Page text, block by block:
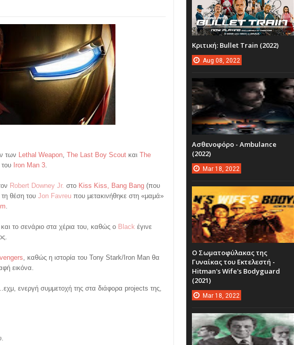
των Lethal Weapon, The Last Boy Scout και The
του Iron Man 3.
Robert Downey Jr. στο Kiss Kiss, Bang Bang (που
θέση του Jon Favreu που μετακινήθηκε στη «μαμά»
.
το σενάριο στα χέρια του, καθώς ο Black έγινε
, καθώς η ιστορία του Tony Stark/Iron Man θα
εικόνα.
ενεργή συμμετοχή της στα διάφορα projects της,
Κριτική: Bullet Train (2022)
Aug 08, 2022
Ασθενοφόρο - Ambulance
(2022)
Mar 18, 2022
Ο Σωματοφύλακας της
Γυναίκας του Εκτελεστή -
Hitman's Wife's Bodyguard
(2021)
Mar 18, 2022